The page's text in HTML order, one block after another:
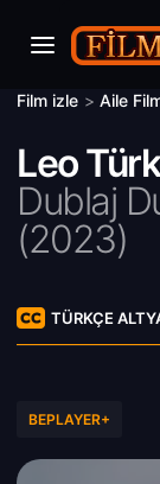
Film izle > Aile
Leo
Dublaj
(2023)
TÜRKÇE
BEPLAYER+